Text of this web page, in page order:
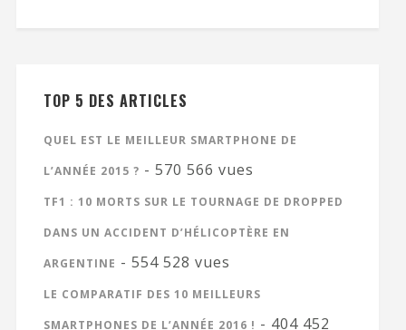
TOP 5 DES ARTICLES
QUEL EST LE MEILLEUR SMARTPHONE DE
L’ANNÉE 2015 ? - 570 566 vues
TF1 : 10 MORTS SUR LE TOURNAGE DE DROPPED
DANS UN ACCIDENT D’HÉLICOPTÈRE EN
ARGENTINE - 554 528 vues
LE COMPARATIF DES 10 MEILLEURS
SMARTPHONES DE L’ANNÉE 2016 ! - 404 452